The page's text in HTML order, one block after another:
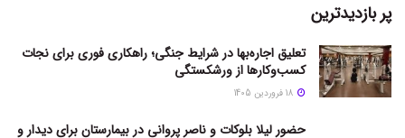
پر بازدیدترین
تعلیق اجاره‌بها در شرایط جنگی؛ راهکاری فوری برای نجات
کسب‌وکارها از ورشکستگی
حضور لیلا بلوکات و ناصر پروانی در بیمارستان برای دیدار و